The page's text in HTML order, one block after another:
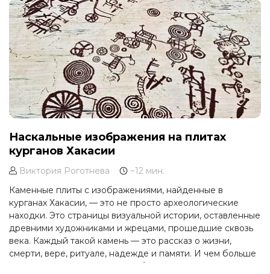
Наскальные изображения на плитах
курганов Хакасии
Виктория Роготнева
~12 мин.
Каменные плиты с изображениями, найденные в
курганах Хакасии, — это не просто археологические
находки. Это страницы визуальной истории, оставленные
древними художниками и жрецами, прошедшие сквозь
века. Каждый такой камень — это рассказ о жизни,
смерти, вере, ритуале, надежде и памяти. И чем больше
мы изучаем эти плиты, тем глубже становится наше